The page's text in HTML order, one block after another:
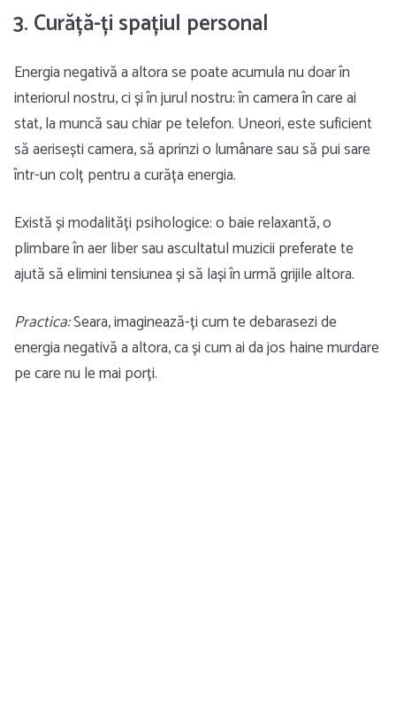
3. Curăță-ți spațiul personal
Energia negativă a altora se poate acumula nu doar în
interiorul nostru, ci și în jurul nostru: în camera în care ai
stat, la muncă sau chiar pe telefon. Uneori, este suficient
să aerisești camera, să aprinzi o lumânare sau să pui sare
într-un colț pentru a curăța energia.
Există și modalități psihologice: o baie relaxantă, o
plimbare în aer liber sau ascultatul muzicii preferate te
ajută să elimini tensiunea și să lași în urmă grijile altora.
Practica:Seara, imaginează-ți cum te debarasezi de
energia negativă a altora, ca și cum ai da jos haine murdare
pe care nu le mai porți.